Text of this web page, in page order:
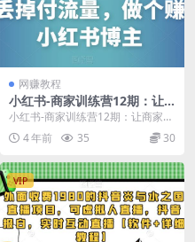
网赚教程
小红书-商家训练营12期：让
商家丢掉付流量，做个赚钱的
小红书博主
小红书-商家训练营12期：让商家丢
掉付流量，做个赚钱的小红书博主
课程目录： 【...
4 年前 35 30
VIP